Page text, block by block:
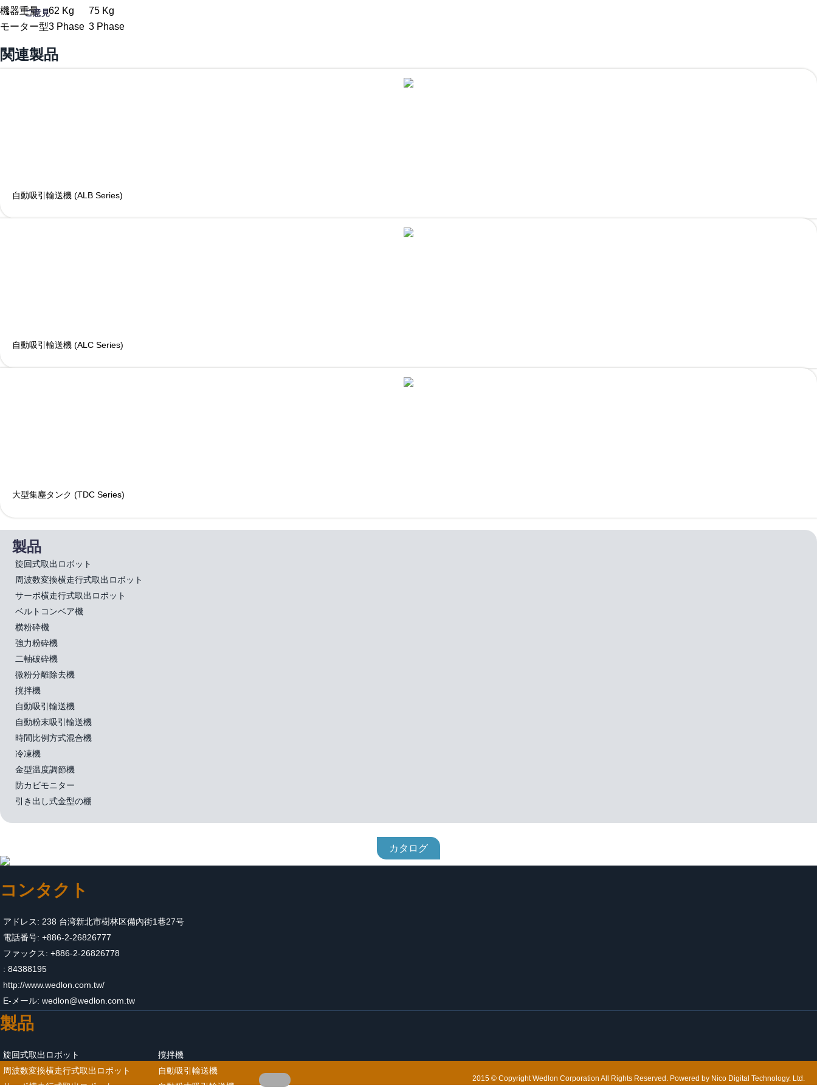
ご意見
機器重量 62 Kg
75 Kg
モーター型3 Phase 3 Phase
関連製品
自動吸引輸送機 (ALB Series)
自動吸引輸送機 (ALC Series)
大型集塵タンク (TDC Series)
製品
旋回式取出ロボット
周波数変換横走行式取出ロボット
サーボ横走行式取出ロボット
ベルトコンベア機
横粉砕機
強力粉砕機
二軸破砕機
微粉分離除去機
撹拌機
自動吸引輸送機
自動粉末吸引輸送機
時間比例方式混合機
冷凍機
金型温度調節機
防カビモニター
引き出し式金型の棚
カタログ
コンタクト
アドレス: 238 台湾新北市樹林区備內街1巷27号
電話番号: +886-2-26826777
ファックス: +886-2-26826778
: 84388195
http://www.wedlon.com.tw/
E-メール: wedlon@wedlon.com.tw
製品
旋回式取出ロボット
周波数変換横走行式取出ロボット
サーボ横走行式取出ロボット
撹拌機
自動吸引輸送機
自動粉末吸引輸送機
2015 © Copyright Wedlon Corporation All Rights Reserved. Powered by Nico Digital Technology. Ltd.